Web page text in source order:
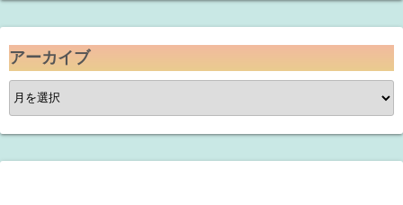
アーカイブ
ア
ー
カ
イ